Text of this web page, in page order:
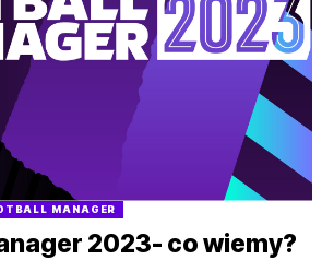
MANAGER
2023- co wiemy?